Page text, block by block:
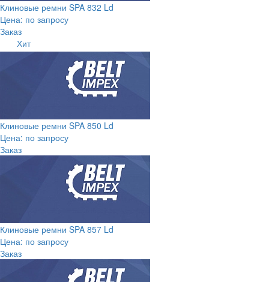
Клиновые ремни SPA 832 Ld
Цена: по запросу
Заказ
Хит
Клиновые ремни SPA 850 Ld
Цена: по запросу
Заказ
Клиновые ремни SPA 857 Ld
Цена: по запросу
Заказ